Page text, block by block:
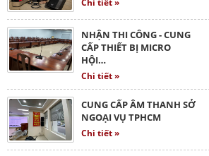
NHẬN THI CÔNG - CUNG
CẤP THIẾT BỊ MICRO
HỘI…
Chi tiết »
CUNG CẤP ÂM THANH SỞ
NGOẠI VỤ TPHCM
Chi tiết »